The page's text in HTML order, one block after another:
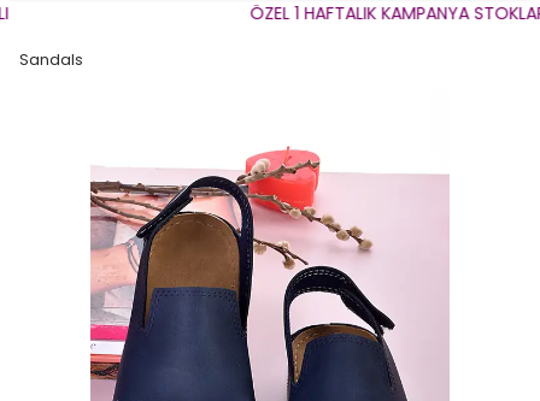
ÖZEL 1 HAFTALIK KAMPANYA
Sandals